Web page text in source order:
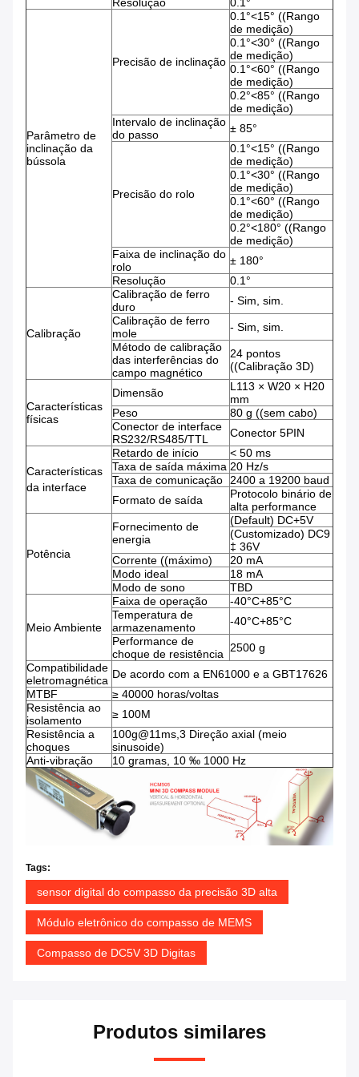
Resolução 0.1°
Parâmetro de
inclinação da
bússola
Precisão de inclinação
0.1°<15° ((Rango
de medição)
0.1°<30° ((Rango
de medição)
0.1°<60° ((Rango
de medição)
0.2°<85° ((Rango
de medição)
Intervalo de inclinação
do passo
± 85°
Precisão do rolo
0.1°<15° ((Rango
de medição)
0.1°<30° ((Rango
de medição)
0.1°<60° ((Rango
de medição)
0.2°<180° ((Rango
de medição)
Faixa de inclinação do
rolo
± 180°
Resolução
0.1°
Calibração
Calibração de ferro
duro
- Sim, sim.
Calibração de ferro
mole
- Sim, sim.
Método de calibração
das interferências do
campo magnético
24 pontos
((Calibração 3D)
Características
físicas
Dimensão
L113 × W20 × H20
mm
Peso
80 g ((sem cabo)
Conector de interface
RS232/RS485/TTL
Conector 5PIN
Características
da interface
Retardo de início
< 50 ms
Taxa de saída máxima 20 Hz/s
Taxa de comunicação 2400 a 19200 baud
Formato de saída
Protocolo binário de
alta performance
Potência
Fornecimento de
energia
(Default) DC+5V
(Customizado) DC9
‡ 36V
Corrente ((máximo)
20 mA
Modo ideal
18 mA
Modo de sono
TBD
Meio Ambiente
Faixa de operação
-40°C+85°C
Temperatura de
armazenamento
-40°C+85°C
Performance de
choque de resistência 2500 g
Compatibilidade
eletromagnética De acordo com a EN61000 e a GBT17626
MTBF
≥ 40000 horas/voltas
Resistência ao
isolamento
≥ 100M
Resistência a
choques
100g@11ms,3 Direção axial (meio
sinusoide)
Anti-vibração
10 gramas, 10 ‰ 1000 Hz
Tags:
sensor digital do compasso da precisão 3D alta
Módulo eletrônico do compasso de MEMS
Compasso de DC5V 3D Digitas
Produtos similares